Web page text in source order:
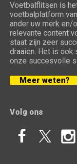
Voetbalflitsen is
voetbalplatform
ander uw merk en/
relevante content
staat zijn zeer
draaien. Het is ook
onze succesvolle
Meer weten?
Volg ons